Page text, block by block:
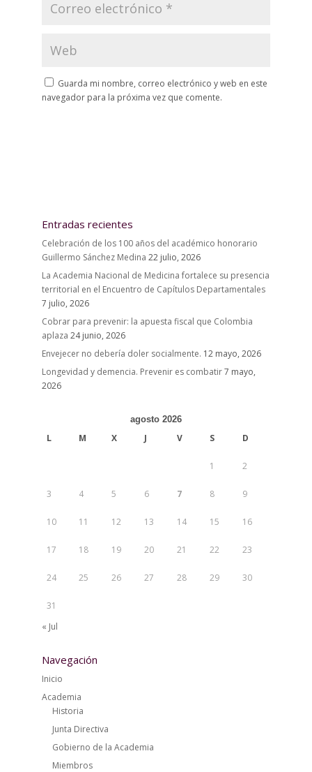
Guarda mi nombre, correo electrónico y web en este
navegador para la próxima vez que comente.
Entradas recientes
Celebración de los 100 años del académico honorario
Guillermo Sánchez Medina 22 julio, 2026
La Academia Nacional de Medicina fortalece su presencia
territorial en el Encuentro de Capítulos Departamentales
7 julio, 2026
Cobrar para prevenir: la apuesta fiscal que Colombia
aplaza 24 junio, 2026
Envejecer no debería doler socialmente. 12 mayo, 2026
Longevidad y demencia. Prevenir es combatir7 mayo,
2026
agosto 2026
L M X J V S D
1 2
3 4 5 6 7 8 9
10 11 12 13 14 15 16
17 18 19 20 21 22 23
24 25 26 27 28 29 30
31
« Jul
Navegación
Inicio
Academia
Historia
Junta Directiva
Gobierno de la Academia
Miembros